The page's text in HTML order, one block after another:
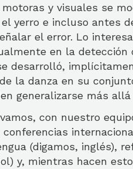
y visuales se
yerro e incluso antes
el error. Lo
en la detección
desarrolló,
la danza en su
generalizarse más
con nuestro
(digamos, inglés),
y, mientras hacen